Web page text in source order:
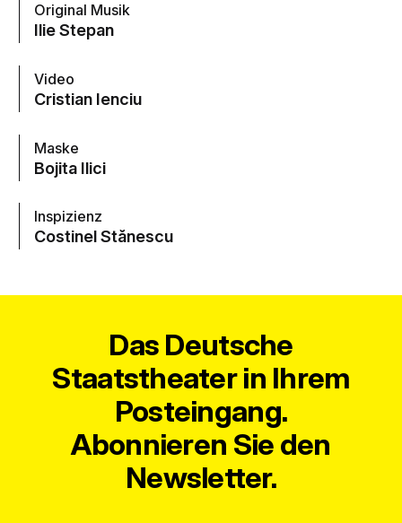
Original Musik
Ilie Stepan
Video
Cristian Ienciu
Maske
Bojita Ilici
Inspizienz
Costinel Stănescu
Das Deutsche
Staatstheater in Ihrem
Posteingang.
Abonnieren Sie den
Newsletter.